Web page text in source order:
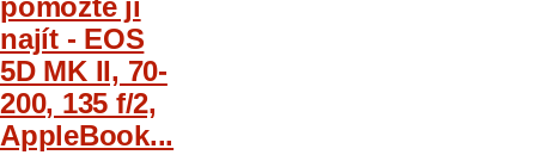
pomozte ji
najít - EOS
5D MK II, 70-
200, 135 f/2,
AppleBook...